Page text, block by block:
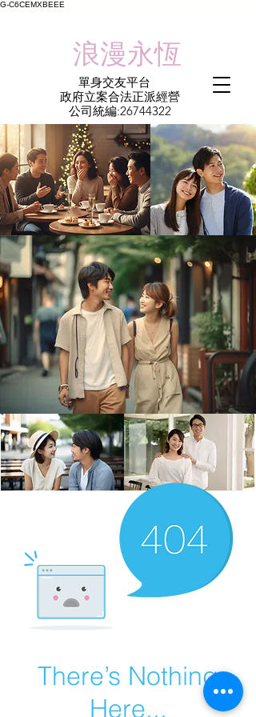
G-C6CEMXBEEE
單身交友平台
​政府立案合法正派經營​
​公司統編:26744322
​浪漫永恆
There’s Nothing
Here...